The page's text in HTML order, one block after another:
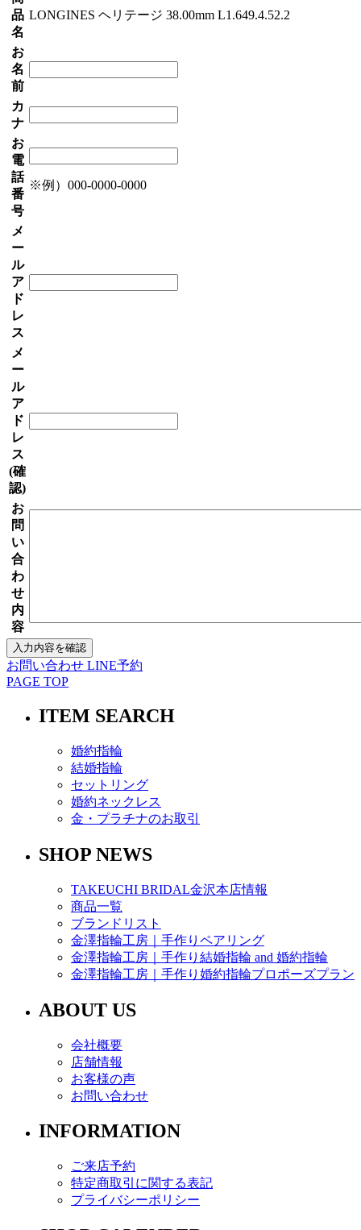
品
名
LONGINES ヘリテージ 38.00mm L1.649.4.52.2
お
名
前
カ
ナ
お
電
話
番
号
※例）000-0000-0000
メ
ー
ル
ア
ド
レ
ス
メ
ー
ル
ア
ド
レ
ス
(確
認)
お
問
い
合
わ
せ
内
容
お問い合わせ LINE予約
PAGE TOP
ITEM SEARCH
婚約指輪
結婚指輪
セットリング
婚約ネックレス
金・プラチナのお取引
SHOP NEWS
TAKEUCHI BRIDAL金沢本店情報
商品一覧
ブランドリスト
金澤指輪工房｜手作りペアリング
金澤指輪工房｜手作り結婚指輪 and 婚約指輪
金澤指輪工房｜手作り婚約指輪プロポーズプラン
ABOUT US
会社概要
店舗情報
お客様の声
お問い合わせ
INFORMATION
ご来店予約
特定商取引に関する表記
プライバシーポリシー